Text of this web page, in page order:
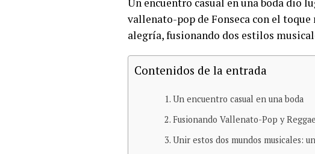
vallenato-pop de Fonseca con el
alegría, fusionando dos estilos
Contenidos de la entrada
Un encuentro casual en una boda
Fusionando Vallenato-Pop y Reggae
Unir estos dos mundos musicales: